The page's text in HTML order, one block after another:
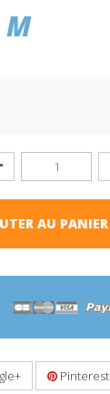
M
AU PANIER
Pinterest